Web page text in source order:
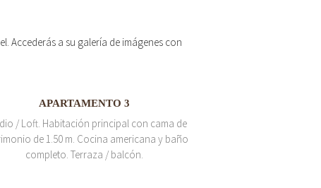
Accederás a su galería de imágenes con
APARTAMENTO 3
/ Loft. Habitación principal con cama de
de 1.50 m. Cocina americana y baño
completo. Terraza / balcón.